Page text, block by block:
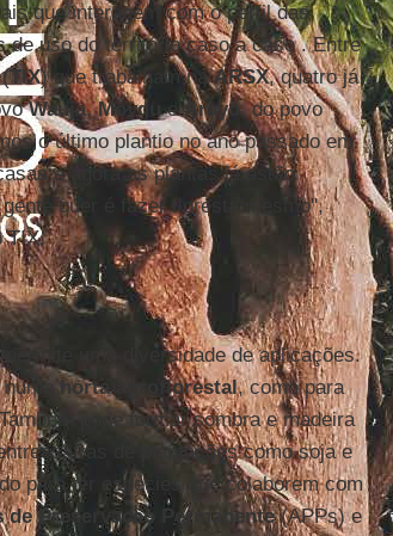
que interagem com o perfil das
de uso do território caso a caso . Entre
TIX) que trabalham naARSX, quatro já
Wauja,MoygueArayo, do povo
o último plantio no ano passado em
e agora as plantas já estão
quer é fazer floresta mesmo",
TIX.
permite uma diversidade de aplicações.
numahorta agroflorestal, como para
pode formar sombra e madeira
de plantações como soja e
para ter espécies que colaborem com
Preservação Permanente(APPs) e